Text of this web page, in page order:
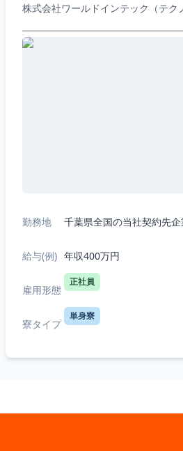
株式会社ワールドインテック（テク
勤務地 千葉県全国の当社契約先
給与(例) 年収400万円
雇用形態
正社員
寮タイプ
単身寮